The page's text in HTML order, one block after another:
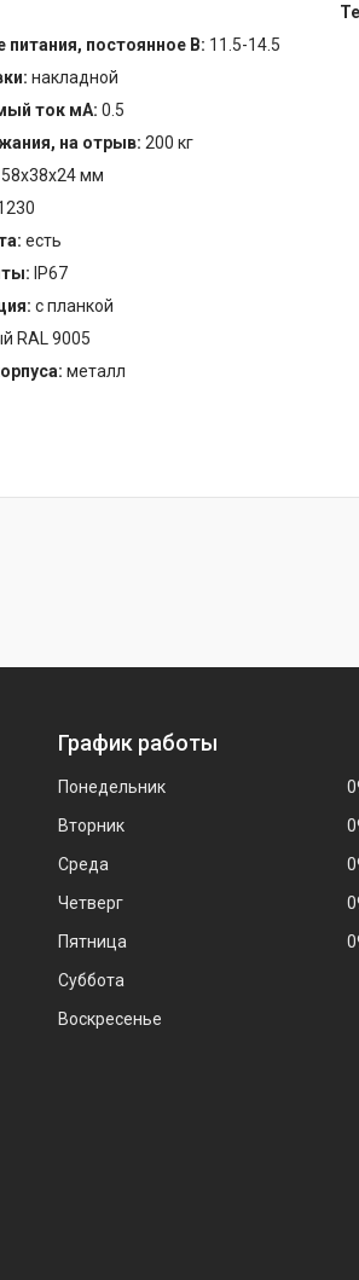
питания, постоянное В: 11.5-14.5
накладной
ток мА: 0.5
на отрыв: 200 кг
мм
есть
IP67
с планкой
RAL 9005
металл
График работы
Понедельник
Вторник
Среда
Четверг
Пятница
Суббота
Воскресенье